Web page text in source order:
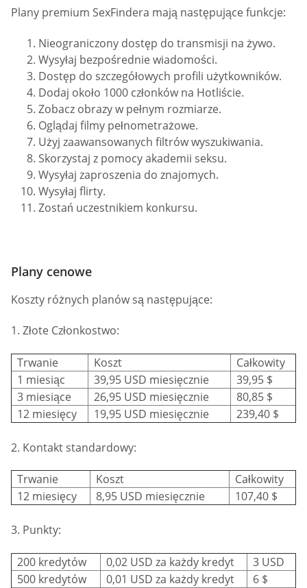
Plany premium SexFindera mają następujące funkcje:
Nieograniczony dostęp do transmisji na żywo.
Wysyłaj bezpośrednie wiadomości.
Dostęp do szczegółowych profili użytkowników.
Dodaj około 1000 członków na Hotliście.
Zobacz obrazy w pełnym rozmiarze.
Oglądaj filmy pełnometrażowe.
Użyj zaawansowanych filtrów wyszukiwania.
Skorzystaj z pomocy akademii seksu.
Wysyłaj zaproszenia do znajomych.
Wysyłaj flirty.
Zostań uczestnikiem konkursu.
Plany cenowe
Koszty różnych planów są następujące:
1. Złote Członkostwo:
Trwanie Koszt
Całkowity
1 miesiąc
39,95 USD miesięcznie
39,95 $
3 miesiące
26,95 USD miesięcznie
80,85 $
12 miesięcy
19,95 USD miesięcznie 239,40 $
2. Kontakt standardowy:
Trwanie Koszt
Całkowity
12 miesięcy
8,95 USD miesięcznie 107,40 $
3. Punkty:
200 kredytów 0,02 USD za każdy kredyt
3 USD
500 kredytów
0,01 USD za każdy kredyt 6 $